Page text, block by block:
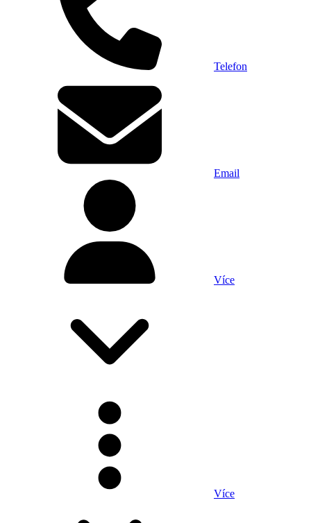
Telefon
Email
Více
Více